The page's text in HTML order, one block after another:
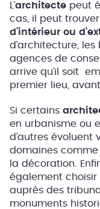
L’architecte peut
cas, il peut
d’intérieur ou
d’architecture, les
agences de
arrive qu’il soit
premier lieu,
Si certains
en urbanisme ou
d’autres évoluent
domaines
la décoration.
également choisir
auprès des
monuments